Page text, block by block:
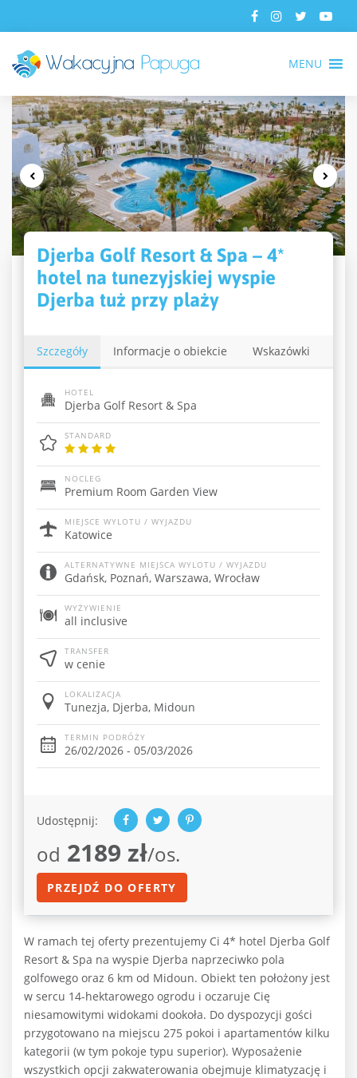
MENU
Djerba Golf Resort & Spa – 4*
hotel na tunezyjskiej wyspie
Djerba tuż przy plaży
Szczegóły Informacje o obiekcie Wskazówki
HOTEL
Djerba Golf Resort & Spa
STANDARD
NOCLEG
Premium Room Garden View
MIEJSCE WYLOTU / WYJAZDU
Katowice
ALTERNATYWNE MIEJSCA WYLOTU / WYJAZDU
Gdańsk, Poznań, Warszawa, Wrocław
WYŻYWIENIE
all inclusive
TRANSFER
w cenie
LOKALIZACJA
Tunezja, Djerba, Midoun
TERMIN PODRÓŻY
26/02/2026 - 05/03/2026
Udostępnij:
od 2189 zł/os.
PRZEJDŹ DO OFERTY
W ramach tej oferty prezentujemy Ci 4* hotel Djerba Golf
Resort & Spa na wyspie Djerba naprzeciwko pola
golfowego oraz 6 km od Midoun. Obiekt ten położony jest
w sercu 14-hektarowego ogrodu i oczaruje Cię
niesamowitymi widokami dookoła. Do dyspozycji gości
przygotowano na miejscu 275 pokoi i apartamentów kilku
kategorii (w tym pokoje typu superior). Wyposażenie
wszystkich opcji zakwaterowania obejmuje klimatyzację i